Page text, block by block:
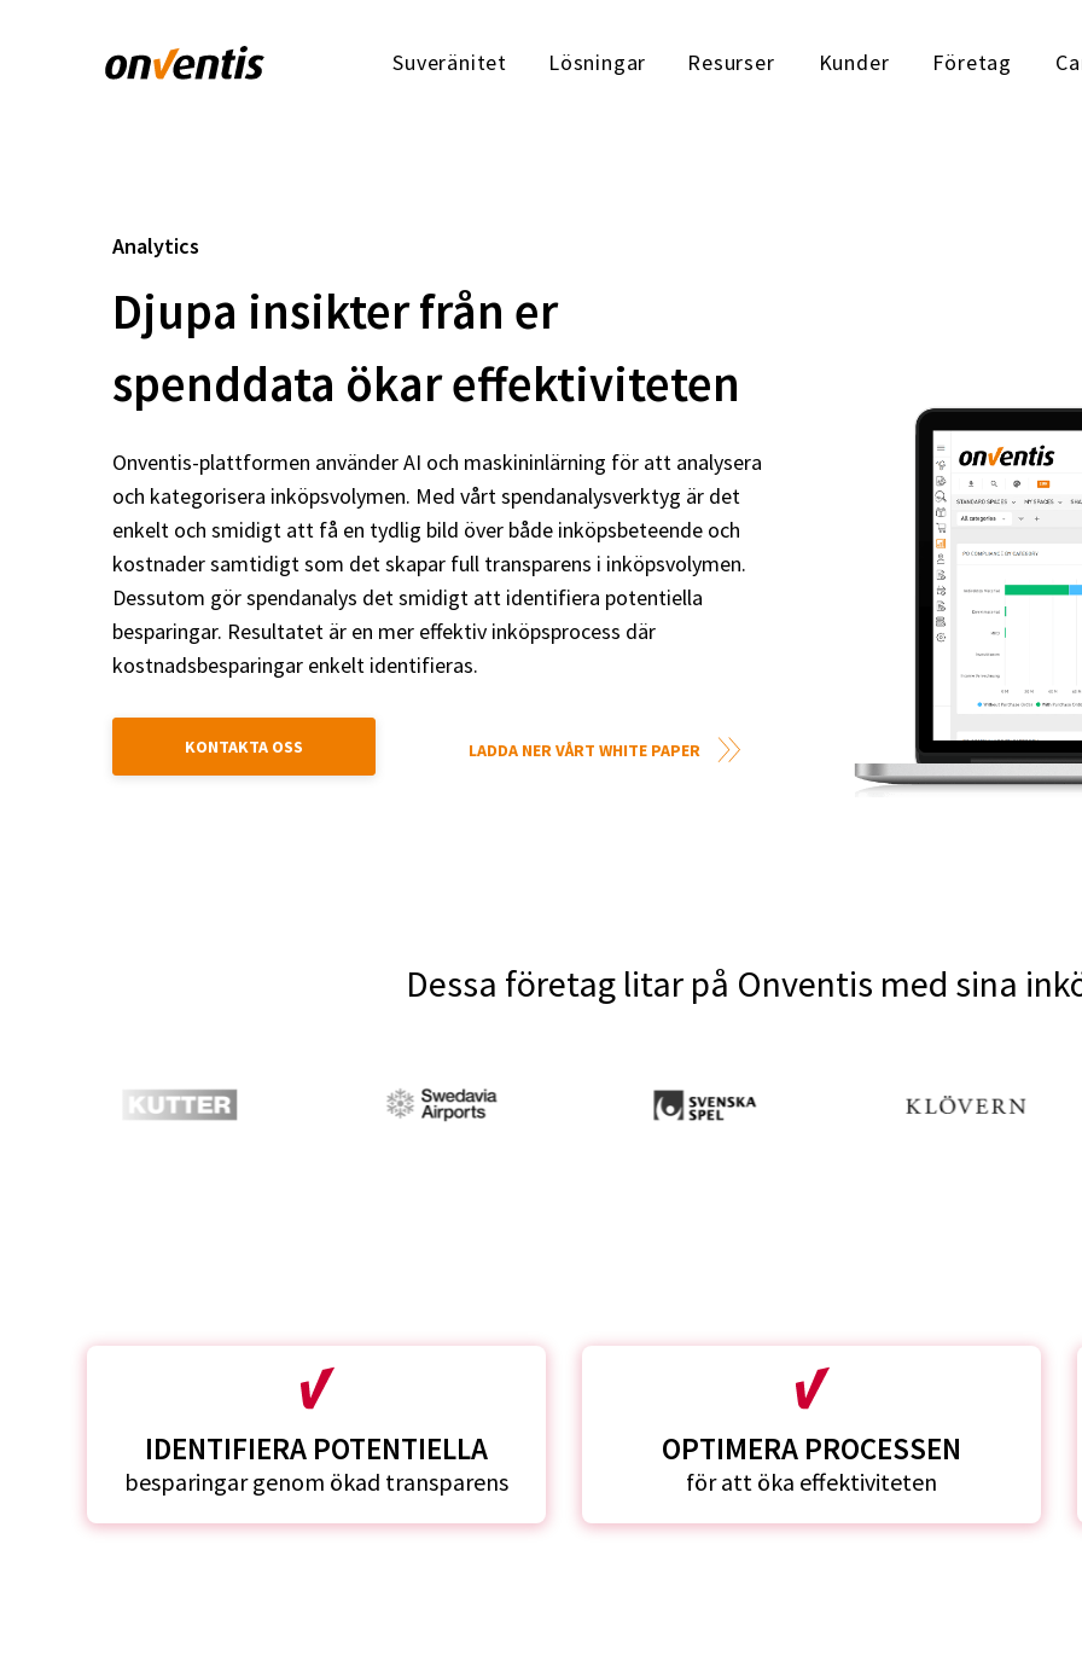
Suveränitet Lösningar Resurser Kunder Företag
Analytics
Djupa insikter från er
spenddata ökar effektiviteten
Onventis-plattformen använder AI och maskininlärning för att analysera
och kategorisera inköpsvolymen. Med vårt spendanalysverktyg är det
enkelt och smidigt att få en tydlig bild över både inköpsbeteende och
kostnader samtidigt som det skapar full transparens i inköpsvolymen.
Dessutom gör spendanalys det smidigt att identifiera potentiella
besparingar. Resultatet är en mer effektiv inköpsprocess där
kostnadsbesparingar enkelt identifieras.
KONTAKTA OSS LADDA NER VÅRT WHITE PAPER
Dessa företag litar på Onventis med sina
IDENTIFIERA POTENTIELLA
besparingar genom ökad transparens
OPTIMERA PROCESSEN
för att öka effektiviteten